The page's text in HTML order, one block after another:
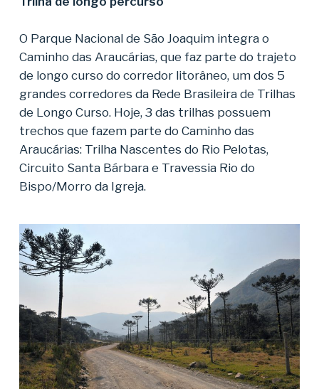
O Parque Nacional de São Joaquim integra o
Caminho das Araucárias, que faz parte do trajeto
de longo curso do corredor litorâneo, um dos 5
grandes corredores da Rede Brasileira de Trilhas
de Longo Curso. Hoje, 3 das trilhas possuem
trechos que fazem parte do Caminho das
Araucárias: Trilha Nascentes do Rio Pelotas,
Circuito Santa Bárbara e Travessia Rio do
Bispo/Morro da Igreja.